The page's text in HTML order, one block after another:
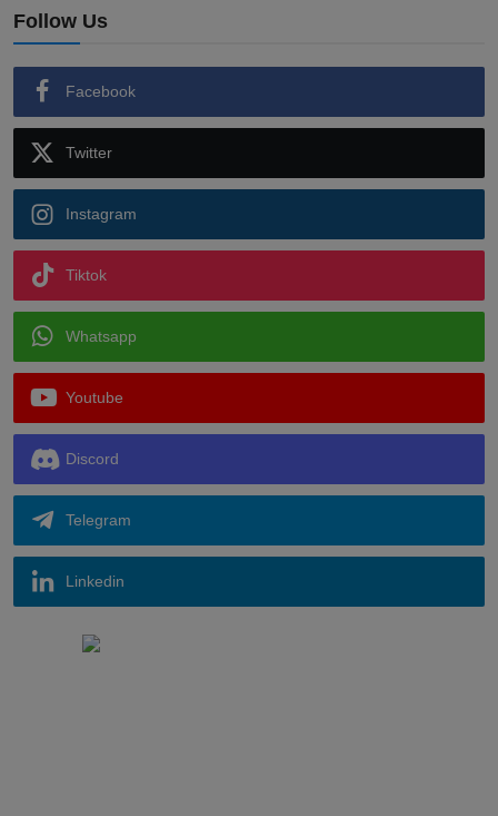
Follow Us
Facebook
Twitter
Instagram
Tiktok
Whatsapp
Youtube
Discord
Telegram
Linkedin